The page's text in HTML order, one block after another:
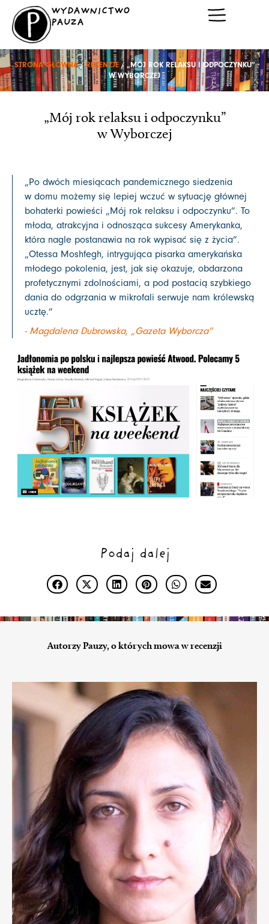
Przejdź
treści
WYDAWNICTWO
PAUZA
STRONA GŁÓWNA/RECENZJE/ „MÓJ ROK RELAKSU I ODPOCZYNKU”
W WYBORCZEJ
„Mój rok relaksu i odpoczynku”
w Wyborczej
„Po dwóch miesiącach pandemicznego siedzenia
w domu możemy się lepiej wczuć w sytuację głównej
bohaterki powieści „Mój rok relaksu i odpoczynku”. To
młoda, atrakcyjna i odnosząca sukcesy Amerykanka,
która nagle postanawia na rok wypisać się z życia”.
„Otessa Moshfegh, intrygująca pisarka amerykańska
młodego pokolenia, jest, jak się okazuje, obdarzona
profetycznymi zdolnościami, a pod postacią szybkiego
dania do odgrzania w mikrofali serwuje nam królewską
ucztę.”
- Magdalena Dubrowska, „Gazeta Wyborcza”
Podaj dalej
Autorzy Pauzy, o których mowa w recenzji